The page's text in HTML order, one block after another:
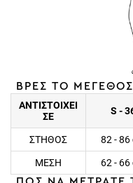
ΒΡΕΣ ΤΟ
ΑΝΤΙΣΤΟΙΧΕΙ
S -
ΣΤΗΘΟΣ
ΜΕΣΗ 62 - 66
ΠΩΣ ΝΑ ΜΕΤΡΑΤΕ
ΠΡΟΪΟΝΤΟΣ;